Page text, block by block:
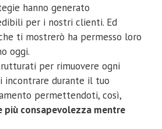
hanno generato
per i nostri clienti. Ed
ti mostrerò ha permesso loro
oggi.
per rimuovere ogni
incontrare durante il tuo
permettendoti, così,
più consapevolezza mentre